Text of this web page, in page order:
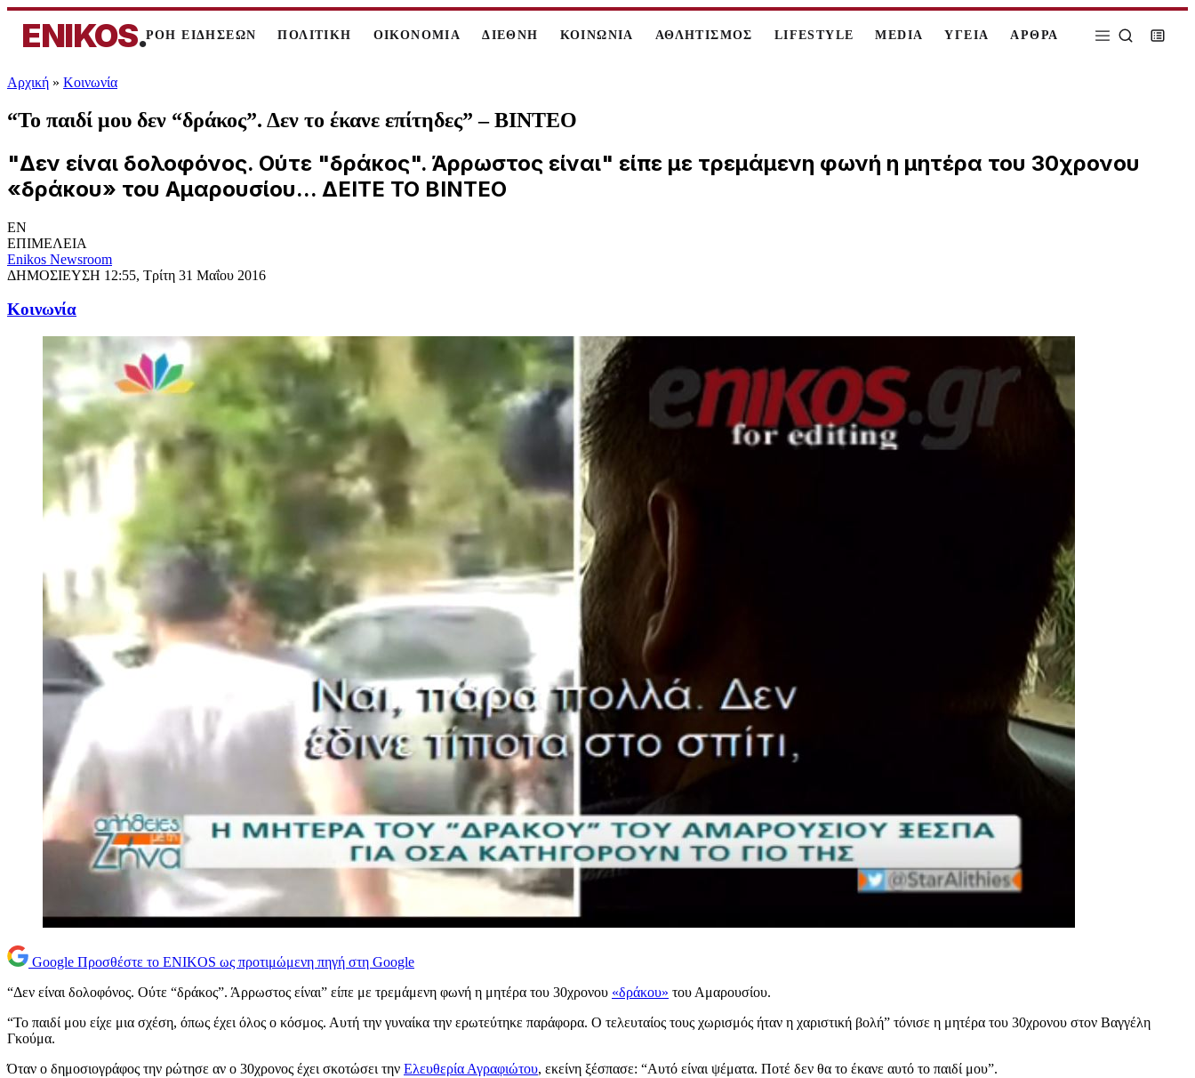
ENIKOS.ΡΟΗ ΕΙΔΗΣΕΩΝ ΠΟΛΙΤΙΚΗ ΟΙΚΟΝΟΜΙΑ ΔΙΕΘΝΗ ΚΟΙΝΩΝΙΑ ΑΘΛΗΤΙΣΜΟΣ LIFESTYLE MEDIA ΥΓΕΙΑ ΑΡΘΡΑ
Αρχική » Κοινωνία
“Το παιδί μου δεν “δράκος”. Δεν το έκανε επίτηδες” – ΒΙΝΤΕΟ
"Δεν είναι δολοφόνος. Ούτε "δράκος". Άρρωστος είναι" είπε με τρεμάμενη φωνή η μητέρα του 30χρονου
«δράκου» του Αμαρουσίου... ΔΕΙΤΕ ΤΟ ΒΙΝΤΕΟ
EN
ΕΠΙΜΕΛΕΙΑ
Enikos Newsroom
ΔΗΜΟΣΙΕΥΣΗ 12:55, Τρίτη 31 Μαΐου 2016
Κοινωνία
Google Προσθέστε το ENIKOS ως προτιμώμενη πηγή στη Google
“Δεν είναι δολοφόνος. Ούτε “δράκος”. Άρρωστος είναι” είπε με τρεμάμενη φωνή η μητέρα του 30χρονου «δράκου» του Αμαρουσίου.
“Το παιδί μου είχε μια σχέση, όπως έχει όλος ο κόσμος. Αυτή την γυναίκα την ερωτεύτηκε παράφορα. Ο τελευταίος τους χωρισμός ήταν η χαριστική βολή” τόνισε η μητέρα του 30χρονου στον Βαγγέλη
Γκούμα.
Όταν ο δημοσιογράφος την ρώτησε αν ο 30χρονος έχει σκοτώσει την Ελευθερία Αγραφιώτου, εκείνη ξέσπασε: “Αυτό είναι ψέματα. Ποτέ δεν θα το έκανε αυτό το παιδί μου”.